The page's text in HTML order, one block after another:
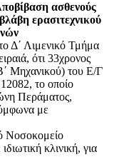
ασθενούς
ερασιτεχνικού
Δ΄ Λιμενικό Τμήμα
ότι 33χρονος
Μηχανικού) του Ε/Γ
το οποίο
Περάματος,
με
Νοσοκομείο
κλινική, για